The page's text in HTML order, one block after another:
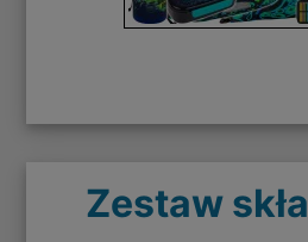
Zestaw